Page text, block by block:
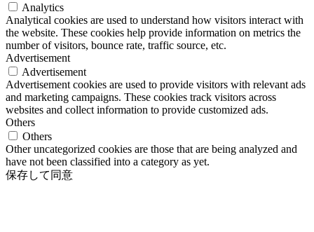
Analytics
Analytical cookies are used to understand how visitors interact with
the website. These cookies help provide information on metrics the
number of visitors, bounce rate, traffic source, etc.
Advertisement
Advertisement
Advertisement cookies are used to provide visitors with relevant ads
and marketing campaigns. These cookies track visitors across
websites and collect information to provide customized ads.
Others
Others
Other uncategorized cookies are those that are being analyzed and
have not been classified into a category as yet.
保存して同意